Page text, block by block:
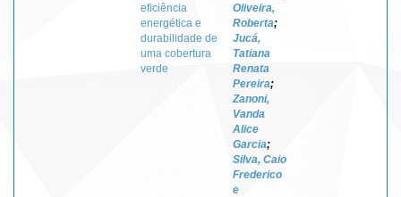
eficiência
energética e
durabilidade de
uma cobertura
verde
Oliveira,
Roberta;
Jucá,
Tatiana
Renata
Pereira;
Zanoni,
Vanda
Alice
Garcia;
Silva, Caio
Frederico
e